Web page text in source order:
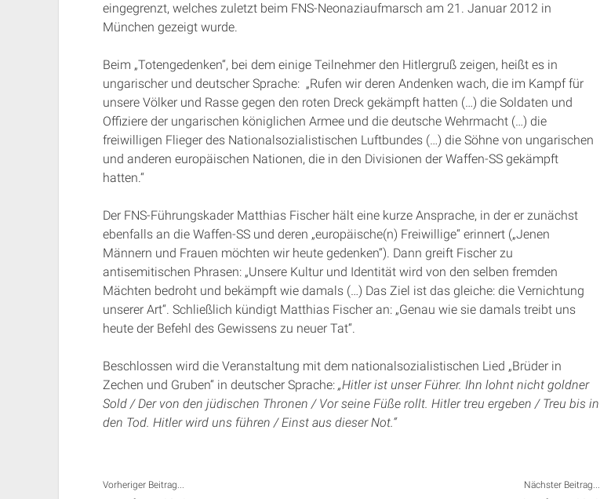
eingegrenzt, welches zuletzt beim FNS-Neonaziaufmarsch am 21. Januar 2012 in
München gezeigt wurde.
Beim „Totengedenken“, bei dem einige Teilnehmer den Hitlergruß zeigen, heißt es in
ungarischer und deutscher Sprache: „Rufen wir deren Andenken wach, die im Kampf für
unsere Völker und Rasse gegen den roten Dreck gekämpft hatten (…) die Soldaten und
Offiziere der ungarischen königlichen Armee und die deutsche Wehrmacht (…) die
freiwilligen Flieger des Nationalsozialistischen Luftbundes (…) die Söhne von ungarischen
und anderen europäischen Nationen, die in den Divisionen der Waffen-SS gekämpft
hatten.“
Der FNS-Führungskader Matthias Fischer hält eine kurze Ansprache, in der er zunächst
ebenfalls an die Waffen-SS und deren „europäische(n) Freiwillige“ erinnert („Jenen
Männern und Frauen möchten wir heute gedenken“). Dann greift Fischer zu
antisemitischen Phrasen: „Unsere Kultur und Identität wird von den selben fremden
Mächten bedroht und bekämpft wie damals (…) Das Ziel ist das gleiche: die Vernichtung
unserer Art“. Schließlich kündigt Matthias Fischer an: „Genau wie sie damals treibt uns
heute der Befehl des Gewissens zu neuer Tat“.
Beschlossen wird die Veranstaltung mit dem nationalsozialistischen Lied „Brüder in
Zechen und Gruben“ in deutscher Sprache: „Hitler ist unser Führer. Ihn lohnt nicht goldner
Sold / Der von den jüdischen Thronen / Vor seine Füße rollt. Hitler treu ergeben / Treu bis in
den Tod. Hitler wird uns führen / Einst aus dieser Not.“
Vorheriger Beitrag... Nächster Beitrag...